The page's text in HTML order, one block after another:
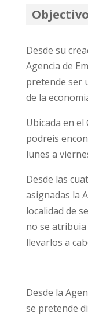
Desde su
Agencia de
pretende ser
de la
Ubicada en
podreis
lunes a
Desde las
asignadas la
localidad de
no se
llevarlos a
Desde la
se pretende